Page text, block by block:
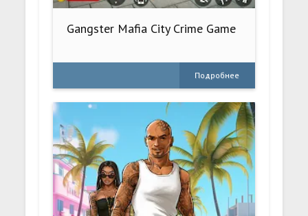
Gangster Mafia City Crime Game
Подробнее